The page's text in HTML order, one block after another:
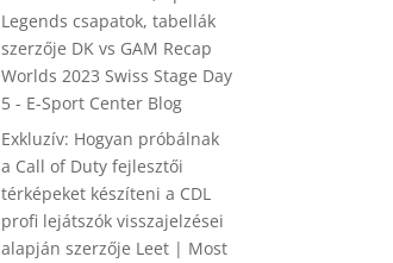
Legends csapatok, tabellák
szerzője DK vs GAM Recap
Worlds 2023 Swiss Stage Day
5 - E-Sport Center Blog
Exkluzív: Hogyan próbálnak
a Call of Duty fejlesztői
térképeket készíteni a CDL
profi lejátszók visszajelzései
alapján szerzője Leet | Most